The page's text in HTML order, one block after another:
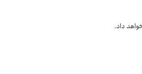
داد.